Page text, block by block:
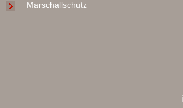
Marschallschutz